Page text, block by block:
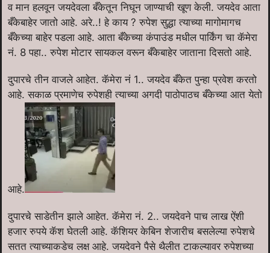
व मान हलवून जयदेवला बँकेतून निघून जाण्याची खूण केली. जयदेव आता
बँकेबाहेर जातो आहे. अरे..! हे काय ? रुपेश सुद्धा त्याच्या मागोमागच
बँकेच्या बाहेर पडला आहे. आता बँकेच्या कंपाउंड मधील पार्किंग चा कॅमेरा
नं. 8 पहा.. रुपेश मोटार सायकल वरून बँकेबाहेर जाताना दिसतो आहे.
दुपारचे तीन वाजले आहेत. कॅमेरा नं 1.. जयदेव बँकेत पुन्हा प्रवेश करतो
आहे. सकाळ प्रमाणेच रुपेशही त्याच्या अगदी पाठोपाठच बँकेच्या आत येतो
आहे.
दुपारचे साडेतीन झाले आहेत. कॅमेरा नं. 2.. जयदेवने पाच लाख ऐंशी
हजार रुपये कॅश घेतली आहे. कॅशियर केबिन शेजारीच बसलेल्या रुपेशचे
सतत त्याच्याकडेच लक्ष आहे. जयदेवने पैसे थैलीत टाकल्यावर रुपेशच्या